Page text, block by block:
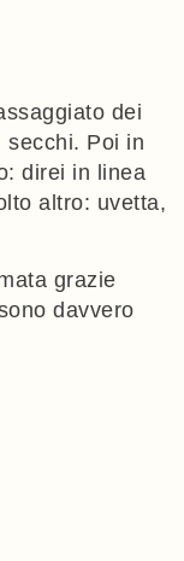
dei
secchi. Poi in
direi in linea
altro: uvetta,
grazie
davvero